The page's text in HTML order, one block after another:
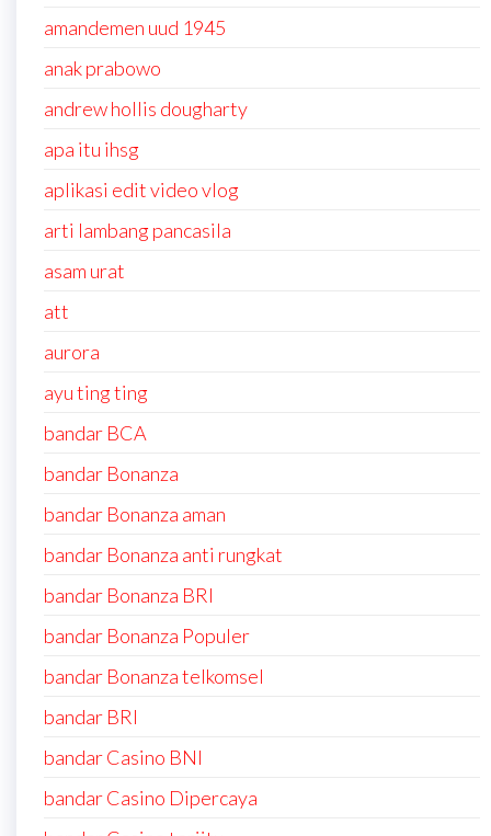
amandemen uud 1945
anak prabowo
andrew hollis dougharty
apa itu ihsg
aplikasi edit video vlog
arti lambang pancasila
asam urat
att
aurora
ayu ting ting
bandar BCA
bandar Bonanza
bandar Bonanza aman
bandar Bonanza anti rungkat
bandar Bonanza BRI
bandar Bonanza Populer
bandar Bonanza telkomsel
bandar BRI
bandar Casino BNI
bandar Casino Dipercaya